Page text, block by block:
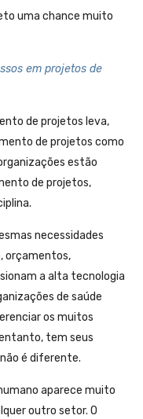
uma chance muito
em projetos de
de projetos leva,
de projetos como
estão
de projetos,
necessidades
orçamentos,
a alta tecnologia
de saúde
os muitos
tem seus
é diferente.
aparece muito
outro setor. O